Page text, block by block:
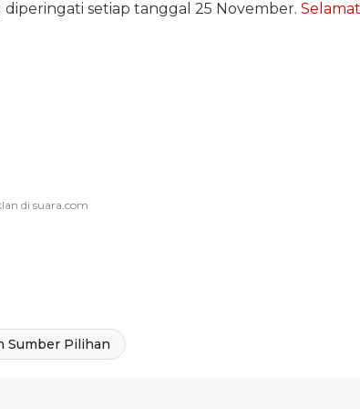
diperingati setiap tanggal 25 November. Selamat
Sumber Pilihan